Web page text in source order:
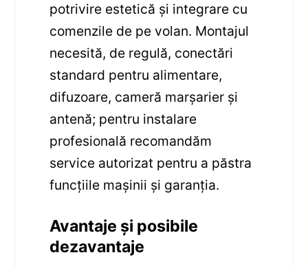
potrivire estetică și integrare cu
comenzile de pe volan. Montajul
necesită, de regulă, conectări
standard pentru alimentare,
difuzoare, cameră marșarier și
antenă; pentru instalare
profesională recomandăm
service autorizat pentru a păstra
funcțiile mașinii și garanția.
Avantaje și posibile
dezavantaje